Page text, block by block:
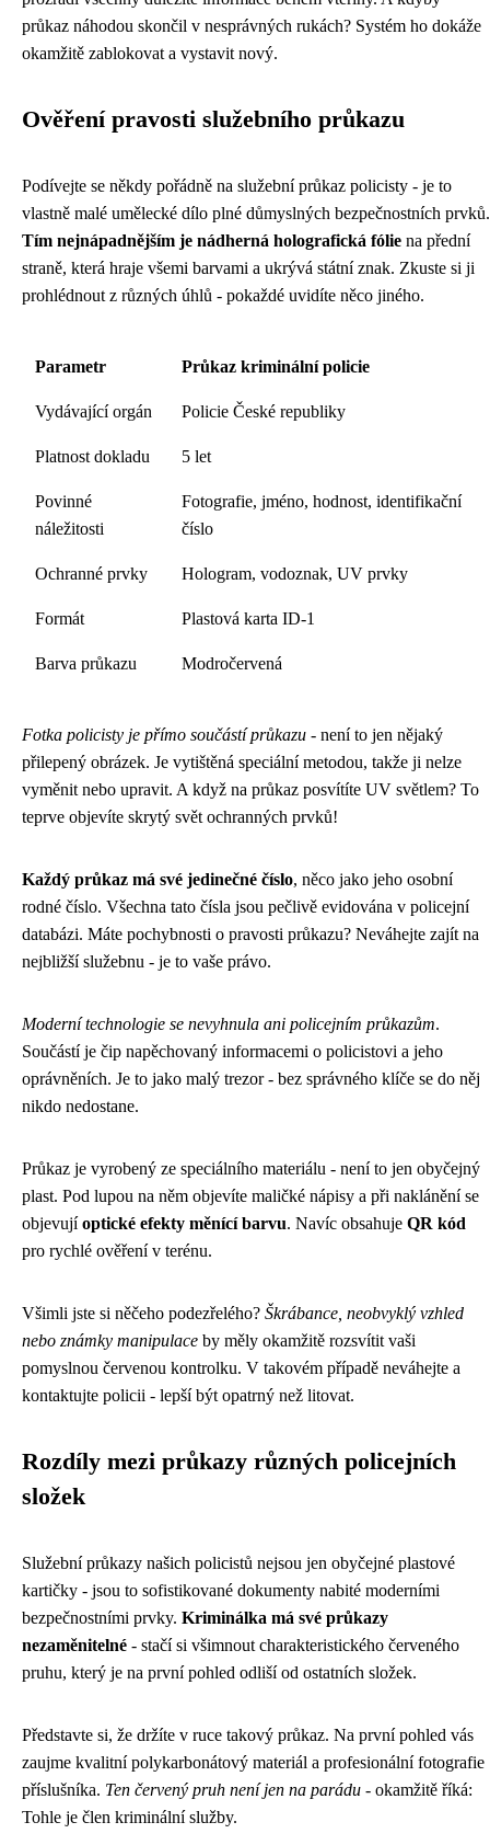
průkaz náhodou skončil v nesprávných rukách? Systém ho dokáže
okamžitě zablokovat a vystavit nový.
Ověření pravosti služebního průkazu
Podívejte se někdy pořádně na služební průkaz policisty - je to
vlastně malé umělecké dílo plné důmyslných bezpečnostních prvků.
Tím nejnápadnějším je nádherná holografická fólie na přední
straně, která hraje všemi barvami a ukrývá státní znak. Zkuste si ji
prohlédnout z různých úhlů - pokaždé uvidíte něco jiného.
Parametr Průkaz kriminální policie
Vydávající orgán Policie České republiky
Platnost dokladu 5 let
Povinné
náležitosti
Fotografie, jméno, hodnost, identifikační
číslo
Ochranné prvky Hologram, vodoznak, UV prvky
Formát Plastová karta ID-1
Barva průkazu Modročervená
Fotka policisty je přímo součástí průkazu - není to jen nějaký
přilepený obrázek. Je vytištěná speciální metodou, takže ji nelze
vyměnit nebo upravit. A když na průkaz posvítíte UV světlem? To
teprve objevíte skrytý svět ochranných prvků!
Každý průkaz má své jedinečné číslo, něco jako jeho osobní
rodné číslo. Všechna tato čísla jsou pečlivě evidována v policejní
databázi. Máte pochybnosti o pravosti průkazu? Neváhejte zajít na
nejbližší služebnu - je to vaše právo.
Moderní technologie se nevyhnula ani policejním průkazům.
Součástí je čip napěchovaný informacemi o policistovi a jeho
oprávněních. Je to jako malý trezor - bez správného klíče se do něj
nikdo nedostane.
Průkaz je vyrobený ze speciálního materiálu - není to jen obyčejný
plast. Pod lupou na něm objevíte maličké nápisy a při naklánění se
objevujíoptické efekty měnící barvu. Navíc obsahuje QR kód
pro rychlé ověření v terénu.
Všimli jste si něčeho podezřelého? Škrábance, neobvyklý vzhled
nebo známky manipulace by měly okamžitě rozsvítit vaši
pomyslnou červenou kontrolku. V takovém případě neváhejte a
kontaktujte policii - lepší být opatrný než litovat.
Rozdíly mezi průkazy různých policejních
složek
Služební průkazy našich policistů nejsou jen obyčejné plastové
kartičky - jsou to sofistikované dokumenty nabité moderními
bezpečnostními prvky. Kriminálka má své průkazy
nezaměnitelné - stačí si všimnout charakteristického červeného
pruhu, který je na první pohled odliší od ostatních složek.
Představte si, že držíte v ruce takový průkaz. Na první pohled vás
zaujme kvalitní polykarbonátový materiál a profesionální fotografie
příslušníka. Ten červený pruh není jen na parádu - okamžitě říká:
Tohle je člen kriminální služby.